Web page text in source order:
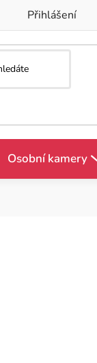
Přihlášení
Osobní kamery